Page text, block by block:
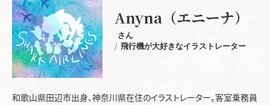
Anyna（エニーナ）
さん
飛行機が大好きなイラストレーター
和歌山県田辺市出身、神奈川県在住のイラストレーター。客室乗務員